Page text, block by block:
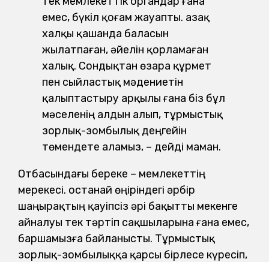
емес, бүкіл қоғам жауапты. Қазақ
халқы қашанда баласын
жылатпаған, әйелін қорламаған
халық. Сондықтан өзара құрмет
пен сыйлас­тық мәдениетін
қалыптастыру арқылы ғана біз бұл
мәселенің алдын алып, тұрмыстық
зорлық-зомбылық деңгейін
төмендете аламыз, – дейді маман.
Отбасындағы береке – мемлекеттің
мерекесі. Қостанай өңіріндегі әрбір
шаңырақтың қауіпсіз әрі бақытты мекенге
айналуы тек тәртіп сақшыларына ғана емес,
баршамызға байланысты. Тұрмыстық
зорлық-зомбылыққа қарсы бірлесе күресіп,